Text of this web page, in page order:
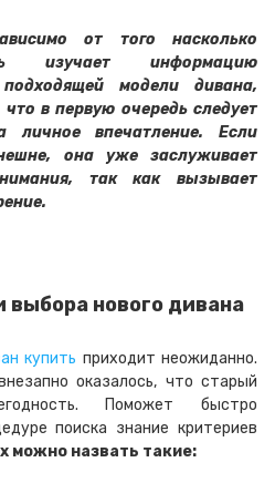
от того насколько
изучает информацию
модели дивана,
в первую очередь следует
личное впечатление. Если
она уже заслуживает
так как вызывает
выбора нового дивана
купить приходит неожиданно.
оказалось, что старый
Поможет быстро
поиска знание критериев
можно назвать такие: